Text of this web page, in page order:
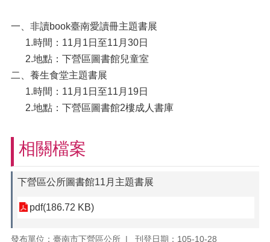
一、非讀book臺南愛讀冊主題書展
1.時間：11月1日至11月30日
2.地點：下營區圖書館兒童室
二、養生食堂主題書展
1.時間：11月1日至11月19日
2.地點：下營區圖書館2樓成人書庫
相關檔案
下營區公所圖書館11月主題書展
pdf(186.72 KB)
發布單位：臺南市下營區公所 刊登日期：105-10-28